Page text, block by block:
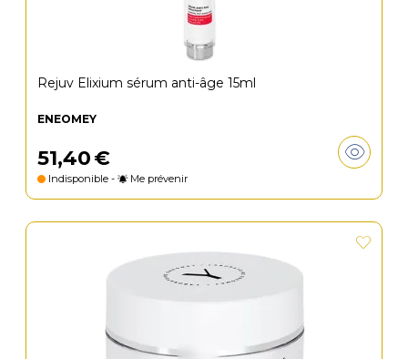
Rejuv Elixium sérum anti-âge 15ml
ENEOMEY
51,40€
Indisponible - Me prévenir